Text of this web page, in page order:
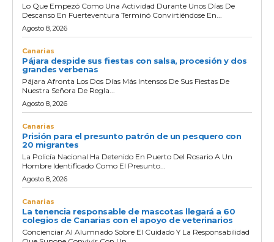
Lo Que Empezó Como Una Actividad Durante Unos Días De
Descanso En Fuerteventura Terminó Convirtiéndose En...
Agosto 8, 2026
Canarias
Pájara despide sus fiestas con salsa, procesión y dos
grandes verbenas
Pájara Afronta Los Dos Días Más Intensos De Sus Fiestas De
Nuestra Señora De Regla...
Agosto 8, 2026
Canarias
Prisión para el presunto patrón de un pesquero con
20 migrantes
La Policía Nacional Ha Detenido En Puerto Del Rosario A Un
Hombre Identificado Como El Presunto...
Agosto 8, 2026
Canarias
La tenencia responsable de mascotas llegará a 60
colegios de Canarias con el apoyo de veterinarios
Concienciar Al Alumnado Sobre El Cuidado Y La Responsabilidad